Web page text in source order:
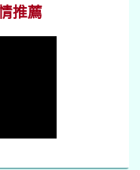
推薦